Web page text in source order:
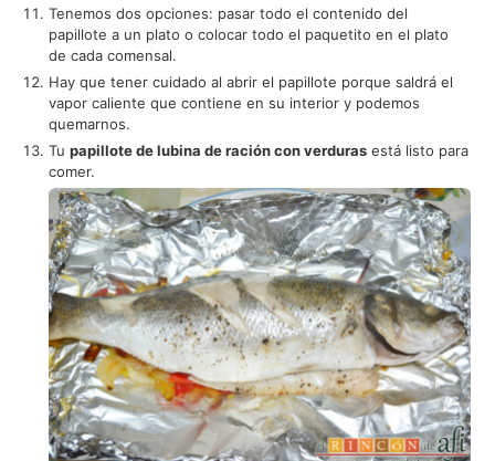
Tenemos dos opciones: pasar todo el contenido del
papillote a un plato o colocar todo el paquetito en el plato
de cada comensal.
Hay que tener cuidado al abrir el papillote porque saldrá el
vapor caliente que contiene en su interior y podemos
quemarnos.
Tupapillote de lubina de ración con verduras está listo para
comer.